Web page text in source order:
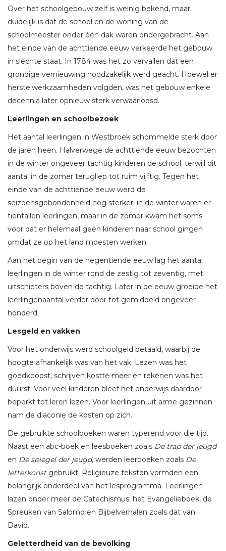
Over het schoolgebouw zelf is weinig bekend, maar
duidelijk is dat de school en de woning van de
schoolmeester onder één dak waren ondergebracht. Aan
het einde van de achttiende eeuw verkeerde het gebouw
in slechte staat. In 1784 was het zo vervallen dat een
grondige vernieuwing noodzakelijk werd geacht. Hoewel er
herstelwerkzaamheden volgden, was het gebouw enkele
decennia later opnieuw sterk verwaarloosd.
Leerlingen en schoolbezoek
Het aantal leerlingen in Westbroek schommelde sterk door
de jaren heen. Halverwege de achttiende eeuw bezochten
in de winter ongeveer tachtig kinderen de school, terwijl dit
aantal in de zomer terugliep tot ruim vijftig. Tegen het
einde van de achttiende eeuw werd de
seizoensgebondenheid nog sterker: in de winter waren er
tientallen leerlingen, maar in de zomer kwam het soms
voor dat er helemaal geen kinderen naar school gingen
omdat ze op het land moesten werken.
Aan het begin van de negentiende eeuw lag het aantal
leerlingen in de winter rond de zestig tot zeventig, met
uitschieters boven de tachtig. Later in de eeuw groeide het
leerlingenaantal verder door tot gemiddeld ongeveer
honderd.
Lesgeld en vakken
Voor het onderwijs werd schoolgeld betaald, waarbij de
hoogte afhankelijk was van het vak. Lezen was het
goedkoopst, schrijven kostte meer en rekenen was het
duurst. Voor veel kinderen bleef het onderwijs daardoor
beperkt tot leren lezen. Voor leerlingen uit arme gezinnen
nam de diaconie de kosten op zich.
De gebruikte schoolboeken waren typerend voor die tijd.
Naast een abc-boek en leesboeken zoals De trap der jeugd
en De spiegel der jeugd, werden leerboeken zoals De
letterkonstgebruikt. Religieuze teksten vormden een
belangrijk onderdeel van het lesprogramma. Leerlingen
lazen onder meer de Catechismus, het Evangelieboek, de
Spreuken van Salomo en Bijbelverhalen zoals dat van
David.
Geletterdheid van de bevolking